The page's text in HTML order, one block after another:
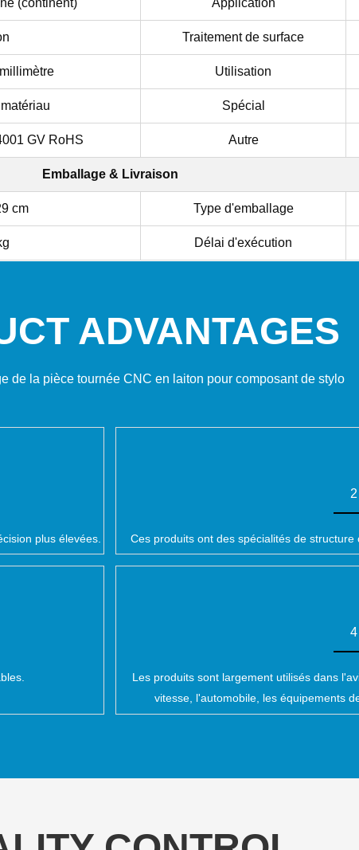
Traitement de surface
Utilisation
Spécial
GV RoHS Autre
Emballage & Livraison
cm Type d'emballage
Délai d'exécution
ADVANTAGES
de la pièce tournée CNC en laiton pour composant de stylo
plus élevées.
2
Ces produits ont des spécialités de
4
Les produits sont largement utilisés dans
vitesse, l'automobile, les équipements